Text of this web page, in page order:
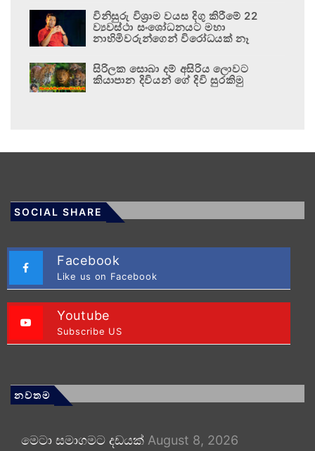
විනිසුරු විශ්‍රාම වයස දිගු කිරීමේ 22
ව්‍යවස්ථා සංශෝධනයට මහා
නාහිමිවරුන්ගෙන් විරෝධයක් නෑ
සිරිලක සොබා දම් අසිරිය ලොවට
කියාපාන දිවියන් ගේ දිවි සුරකිමු
SOCIAL SHARE
Facebook
Like us on Facebook
Youtube
Subscribe US
නවතම
මෙටා සමාගමට දඩයක් August 8, 2026